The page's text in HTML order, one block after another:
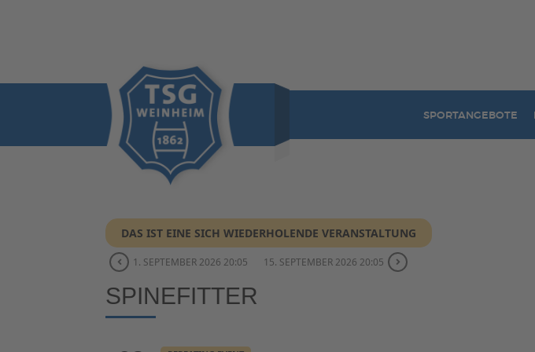
SPORTANGEBOTE
DAS IST EINE SICH WIEDERHOLENDE VERANSTALTUNG
1. SEPTEMBER 2026 20:05 15. SEPTEMBER 2026 20:05
SPINEFITTER